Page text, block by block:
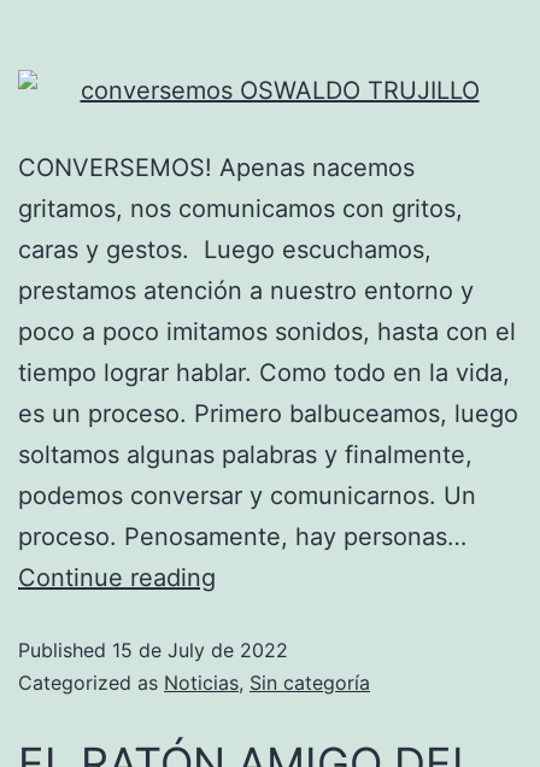
CONVERSEMOS! Apenas nacemos
gritamos, nos comunicamos con gritos,
caras y gestos. Luego escuchamos,
prestamos atención a nuestro entorno y
poco a poco imitamos sonidos, hasta con el
tiempo lograr hablar. Como todo en la vida,
es un proceso. Primero balbuceamos, luego
soltamos algunas palabras y finalmente,
podemos conversar y comunicarnos. Un
proceso. Penosamente, hay personas…
Continue reading
Published 15 de July de 2022
Categorized as Noticias, Sin categoría